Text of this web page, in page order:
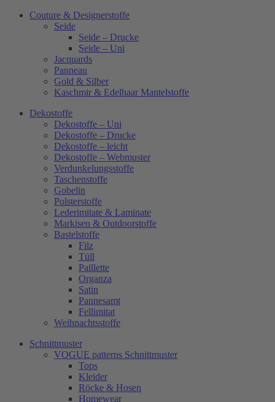
Couture & Designerstoffe
Seide
Seide – Drucke
Seide – Uni
Jacquards
Panneau
Gold & Silber
Kaschmir & Edelhaar Mantelstoffe
Dekostoffe
Dekostoffe – Uni
Dekostoffe – Drucke
Dekostoffe – leicht
Dekostoffe – Webmuster
Verdunkelungsstoffe
Taschenstoffe
Gobelin
Polsterstoffe
Lederimitate & Laminate
Markisen & Outdoorstoffe
Bastelstoffe
Filz
Tüll
Paillette
Organza
Satin
Pannesamt
Fellimitat
Weihnachtsstoffe
Schnittmuster
VOGUE patterns Schnittmuster
Tops
Kleider
Röcke & Hosen
Homewear